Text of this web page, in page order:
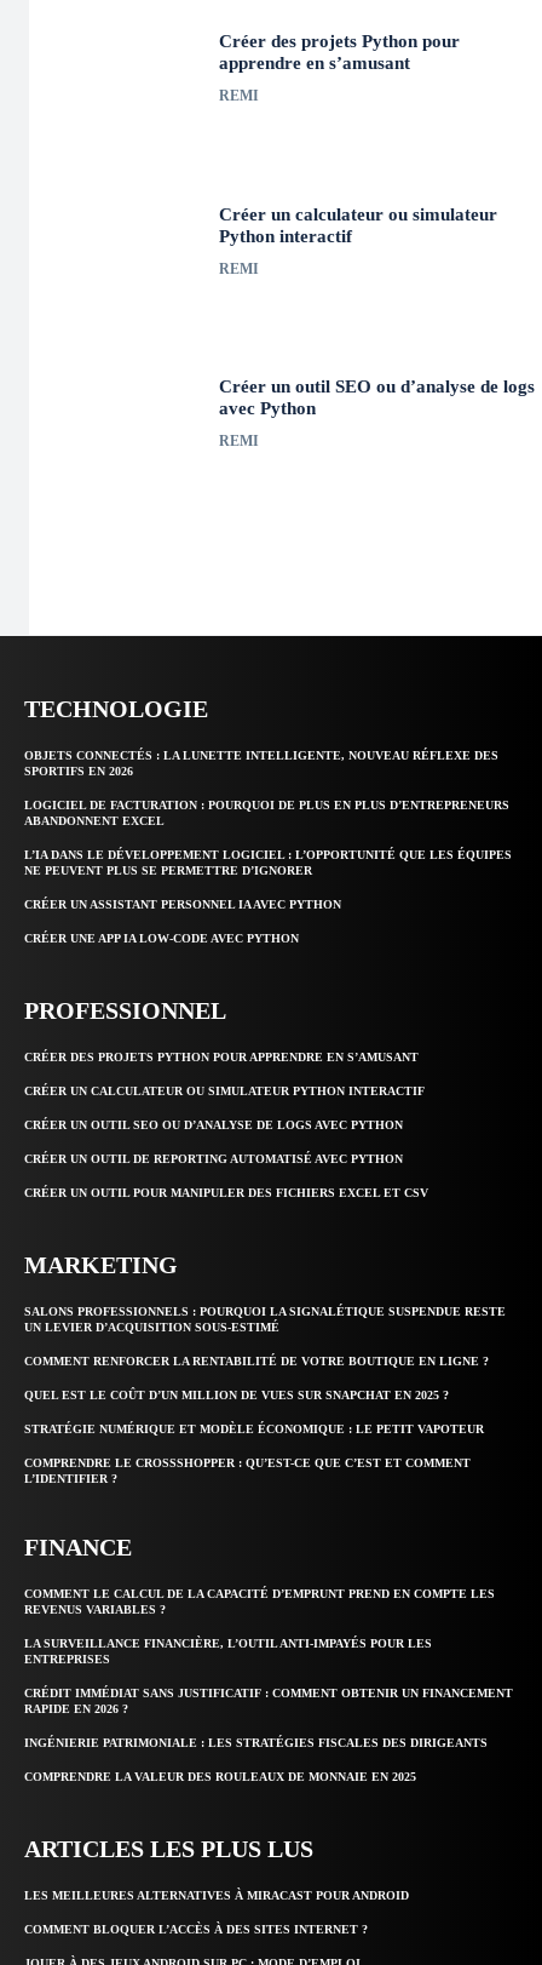
Créer des projets Python pour
apprendre en s’amusant
REMI
Créer un calculateur ou simulateur
Python interactif
REMI
Créer un outil SEO ou d’analyse de logs
avec Python
REMI
TECHNOLOGIE
OBJETS CONNECTÉS : LA LUNETTE INTELLIGENTE, NOUVEAU RÉFLEXE DES
SPORTIFS EN 2026
LOGICIEL DE FACTURATION : POURQUOI DE PLUS EN PLUS D’ENTREPRENEURS
ABANDONNENT EXCEL
L’IA DANS LE DÉVELOPPEMENT LOGICIEL : L’OPPORTUNITÉ QUE LES ÉQUIPES
NE PEUVENT PLUS SE PERMETTRE D’IGNORER
CRÉER UN ASSISTANT PERSONNEL IA AVEC PYTHON
CRÉER UNE APP IA LOW-CODE AVEC PYTHON
PROFESSIONNEL
CRÉER DES PROJETS PYTHON POUR APPRENDRE EN S’AMUSANT
CRÉER UN CALCULATEUR OU SIMULATEUR PYTHON INTERACTIF
CRÉER UN OUTIL SEO OU D’ANALYSE DE LOGS AVEC PYTHON
CRÉER UN OUTIL DE REPORTING AUTOMATISÉ AVEC PYTHON
CRÉER UN OUTIL POUR MANIPULER DES FICHIERS EXCEL ET CSV
MARKETING
SALONS PROFESSIONNELS : POURQUOI LA SIGNALÉTIQUE SUSPENDUE RESTE
UN LEVIER D’ACQUISITION SOUS-ESTIMÉ
COMMENT RENFORCER LA RENTABILITÉ DE VOTRE BOUTIQUE EN LIGNE ?
QUEL EST LE COÛT D’UN MILLION DE VUES SUR SNAPCHAT EN 2025 ?
STRATÉGIE NUMÉRIQUE ET MODÈLE ÉCONOMIQUE : LE PETIT VAPOTEUR
COMPRENDRE LE CROSSSHOPPER : QU’EST-CE QUE C’EST ET COMMENT
L’IDENTIFIER ?
FINANCE
COMMENT LE CALCUL DE LA CAPACITÉ D’EMPRUNT PREND EN COMPTE LES
REVENUS VARIABLES ?
LA SURVEILLANCE FINANCIÈRE, L’OUTIL ANTI-IMPAYÉS POUR LES
ENTREPRISES
CRÉDIT IMMÉDIAT SANS JUSTIFICATIF : COMMENT OBTENIR UN FINANCEMENT
RAPIDE EN 2026 ?
INGÉNIERIE PATRIMONIALE : LES STRATÉGIES FISCALES DES DIRIGEANTS
COMPRENDRE LA VALEUR DES ROULEAUX DE MONNAIE EN 2025
ARTICLES LES PLUS LUS
LES MEILLEURES ALTERNATIVES À MIRACAST POUR ANDROID
COMMENT BLOQUER L’ACCÈS À DES SITES INTERNET ?